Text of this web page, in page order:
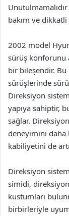
bakım ve
2002 model
sürüş konforunu
bir bileşendir.
sürüşlerinde
Direksiyon
yapıya sahiptir,
sağlar.
deneyimini daha
kabiliyetini de
Direksiyon
simidi,
kustumları
birbirleriyle